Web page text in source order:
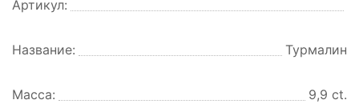
Артикул:
Название: Турмалин
Масса: 9,9 ct.